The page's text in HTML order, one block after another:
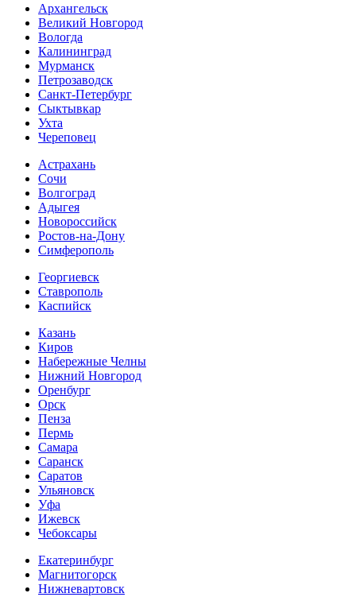
Архангельск
Великий Новгород
Вологда
Калининград
Мурманск
Петрозаводск
Санкт-Петербург
Сыктывкар
Ухта
Череповец
Астрахань
Сочи
Волгоград
Адыгея
Новороссийск
Ростов-на-Дону
Симферополь
Георгиевск
Ставрополь
Каспийск
Казань
Киров
Набережные Челны
Нижний Новгород
Оренбург
Орск
Пенза
Пермь
Самара
Саранск
Саратов
Ульяновск
Уфа
Ижевск
Чебоксары
Екатеринбург
Магнитогорск
Нижневартовск